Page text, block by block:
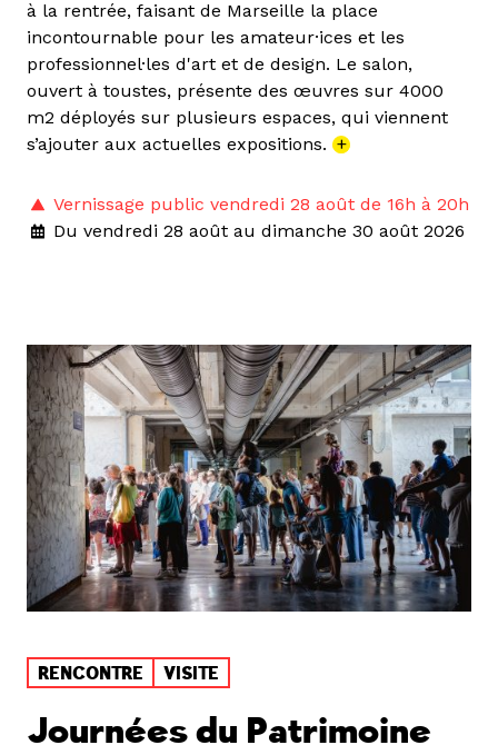
à la rentrée, faisant de Marseille la place
incontournable pour les amateur·ices et les
professionnel·les d'art et de design. Le salon,
ouvert à toustes, présente des œuvres sur 4000
m2 déployés sur plusieurs espaces, qui viennent
s’ajouter aux actuelles expositions. +
Vernissage public vendredi 28 août de 16h à 20h
Du vendredi 28 août au dimanche 30 août 2026
RENCONTRE VISITE
Journées du Patrimoine